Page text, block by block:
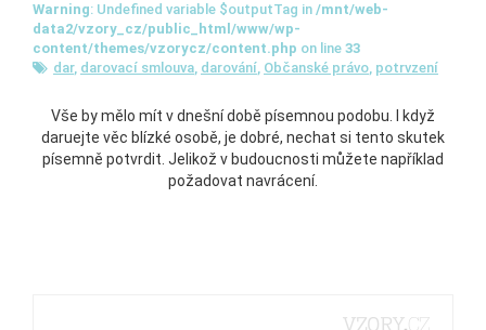
Warning: Undefined variable $outputTag in /mnt/web-
data2/vzory_cz/public_html/www/wp-
content/themes/vzorycz/content.php on line 33
dar, darovací smlouva, darování, Občanské právo, potrvzení
Vše by mělo mít v dnešní době písemnou podobu. I když
daruejte věc blízké osobě, je dobré, nechat si tento skutek
písemně potvrdit. Jelikož v budoucnosti můžete například
požadovat navrácení.